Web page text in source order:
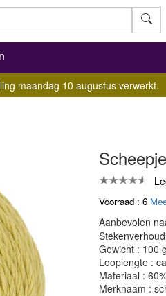
maandag 10 augustus verwerkt.
Voorraad : 6
Aanbevolen
Gewicht : 100
Looplengte :
Materiaal :
Merknaam :